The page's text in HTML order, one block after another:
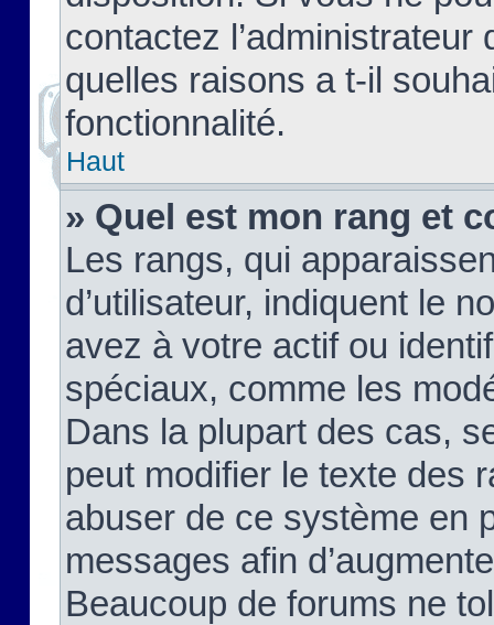
contactez
quelles raisons a t-il
fonctionnalité.
Haut
» Quel est mon rang et
Les rangs, qui
d’utilisateur, indiquent le
avez à votre actif ou
spéciaux, comme les
Dans la plupart des cas,
peut modifier le texte des
abuser de ce système en
messages afin
Beaucoup de forums ne